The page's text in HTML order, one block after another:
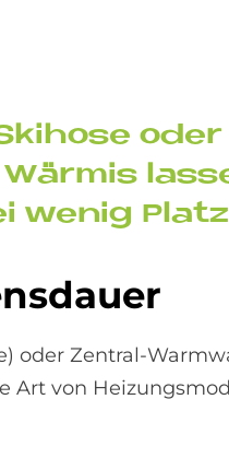
we­nig
oder Zentral-
Art von